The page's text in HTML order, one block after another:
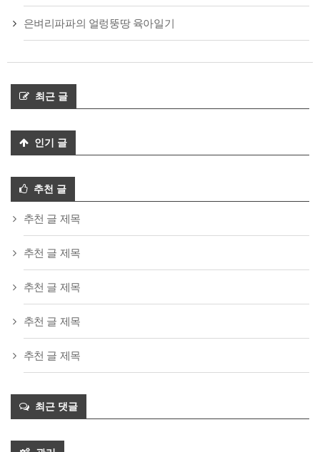
은벼리파파의 얼렁뚱땅 육아일기
최근 글
인기 글
추천 글
추천 글 제목
추천 글 제목
추천 글 제목
추천 글 제목
추천 글 제목
최근 댓글